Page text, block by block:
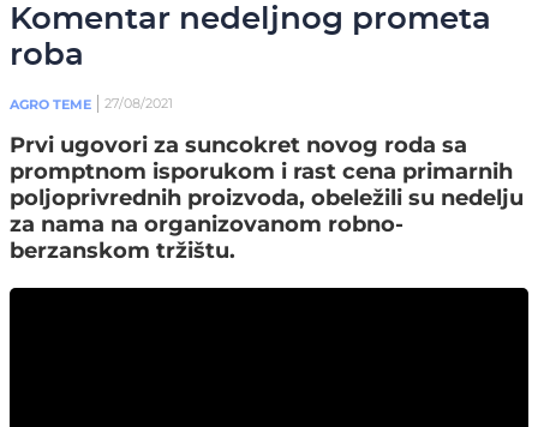
Komentar nedeljnog prometa
roba
AGRO TEME 27/08/2021
Prvi ugovori za suncokret novog roda sa
promptnom isporukom i rast cena primarnih
poljoprivrednih proizvoda, obeležili su nedelju
za nama na organizovanom robno-
berzanskom tržištu.